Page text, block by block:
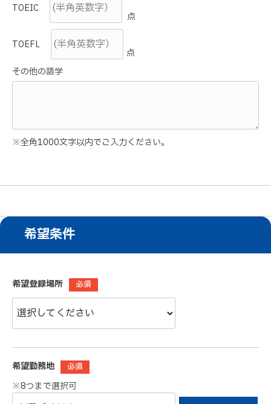
TOEIC
点
TOEFL
点
その他の語学
※全角1000文字以内でご入力ください。
希望条件
希望登録場所 必須
希望勤務地 必須
※8つまで選択可